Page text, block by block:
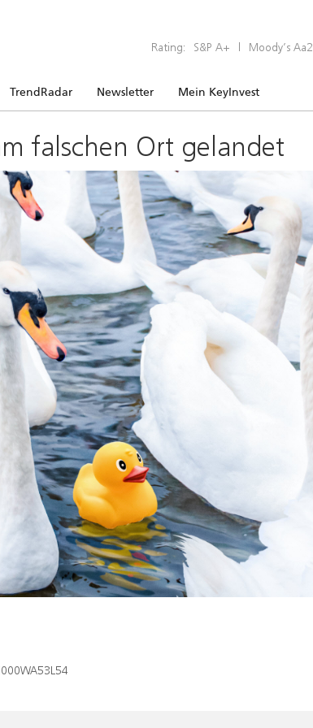
Rating: S&P A+ | Moody’s Aa2
TrendRadar Newsletter Mein KeyInvest
falschen Ort gelandet